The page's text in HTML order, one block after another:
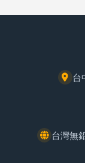
台
台灣無